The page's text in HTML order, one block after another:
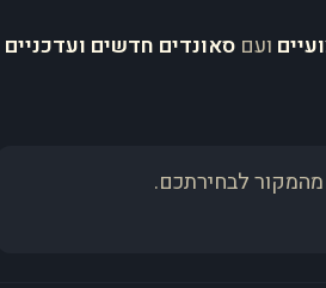
ועם סאונדים חדשים ועדכניים
מהמקור לבחירתכם.